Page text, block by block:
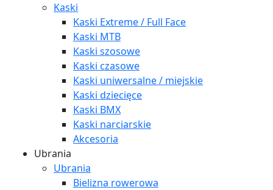
Kaski
Kaski Extreme / Full Face
Kaski MTB
Kaski szosowe
Kaski czasowe
Kaski uniwersalne / miejskie
Kaski dziecięce
Kaski BMX
Kaski narciarskie
Akcesoria
Ubrania
Ubrania
Bielizna rowerowa